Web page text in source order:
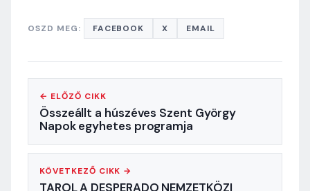
OSZD MEG: FACEBOOK X EMAIL
← ELŐZŐ CIKK
Összeállt a húszéves Szent György
Napok egyhetes programja
KÖVETKEZŐ CIKK →
TAROL A DESPERADO NEMZETKÖZI